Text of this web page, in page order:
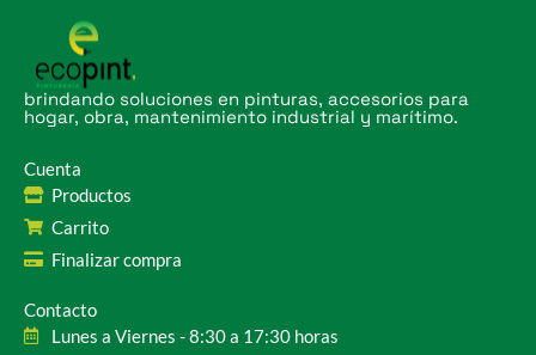
brindando soluciones en pinturas, accesorios para
hogar, obra, mantenimiento industrial y marítimo.
Cuenta
Productos
Carrito
Finalizar compra
Contacto
Lunes a Viernes - 8:30 a 17:30 horas